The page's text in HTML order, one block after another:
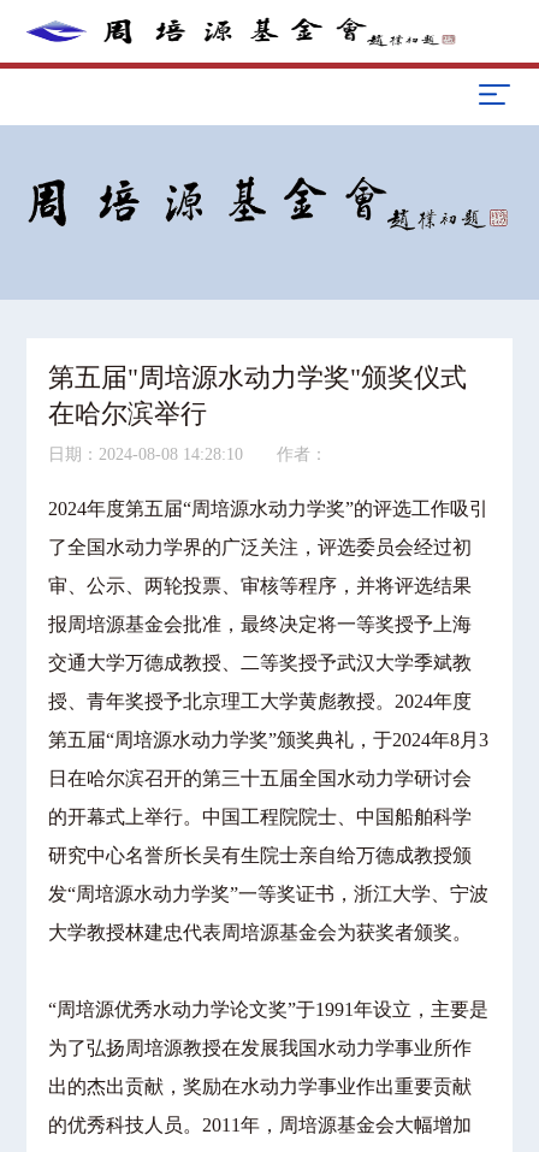
第五届"周培源水动力学奖"颁奖仪式
在哈尔滨举行
日期：2024-08-08 14:28:10 作者：
2024年度第五届“周培源水动力学奖”的评选工作吸引
了全国水动力学界的广泛关注，评选委员会经过初
审、公示、两轮投票、审核等程序，并将评选结果
报周培源基金会批准，最终决定将一等奖授予上海
交通大学万德成教授、二等奖授予武汉大学季斌教
授、青年奖授予北京理工大学黄彪教授。2024年度
第五届“周培源水动力学奖”颁奖典礼，于2024年8月3
日在哈尔滨召开的第三十五届全国水动力学研讨会
的开幕式上举行。中国工程院院士、中国船舶科学
研究中心名誉所长吴有生院士亲自给万德成教授颁
发“周培源水动力学奖”一等奖证书，浙江大学、宁波
大学教授林建忠代表周培源基金会为获奖者颁奖。
“周培源优秀水动力学论文奖”于1991年设立，主要是
为了弘扬周培源教授在发展我国水动力学事业所作
出的杰出贡献，奖励在水动力学事业作出重要贡献
的优秀科技人员。2011年，周培源基金会大幅增加